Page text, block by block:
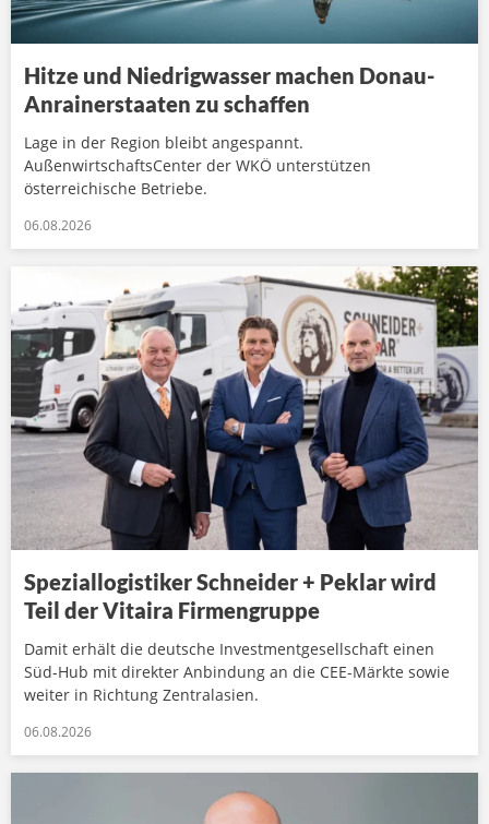
Hitze und Niedrigwasser machen Donau-
Anrainerstaaten zu schaffen
Lage in der Region bleibt angespannt.
AußenwirtschaftsCenter der WKÖ unterstützen
österreichische Betriebe.
06.08.2026
Speziallogistiker Schneider + Peklar wird
Teil der Vitaira Firmengruppe
Damit erhält die deutsche Investmentgesellschaft einen
Süd-Hub mit direkter Anbindung an die CEE-Märkte sowie
weiter in Richtung Zentralasien.
06.08.2026